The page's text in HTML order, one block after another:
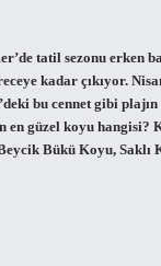
tatil sezonu erken
kadar çıkıyor.
bu cennet gibi
güzel koyu hangisi?
Bükü Koyu,